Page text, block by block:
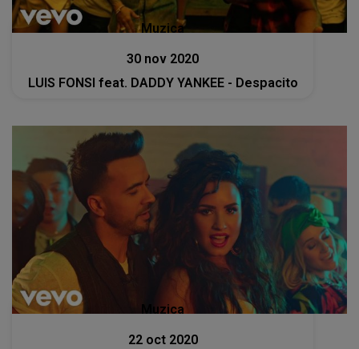
Muzica
30 nov 2020
LUIS FONSI feat. DADDY YANKEE - Despacito
Muzica
22 oct 2020